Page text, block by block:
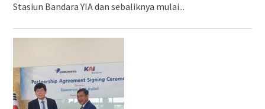
Stasiun Bandara YIA dan sebaliknya mulai...